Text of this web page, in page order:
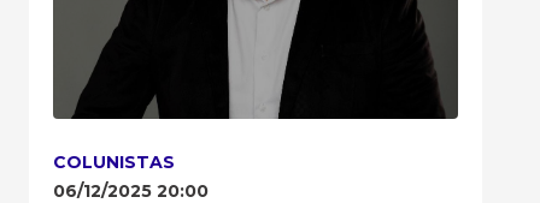
COLUNISTAS
06/12/2025 20:00